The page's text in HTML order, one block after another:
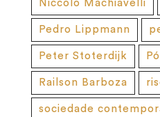
Niccolo Machiavelli
Pedro Lippmann
Peter Stoterdijk
Railson Barboza
sociedade